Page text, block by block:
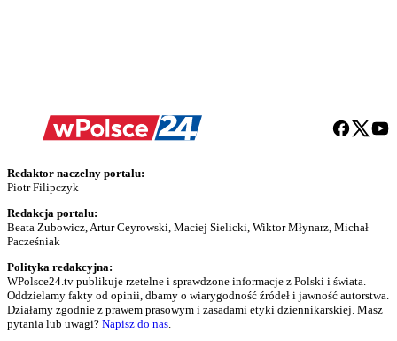
Redaktor naczelny portalu:
Piotr Filipczyk
Redakcja portalu:
Beata Zubowicz, Artur Ceyrowski, Maciej Sielicki, Wiktor Młynarz, Michał
Pacześniak
Polityka redakcyjna:
WPolsce24.tv publikuje rzetelne i sprawdzone informacje z Polski i świata.
Oddzielamy fakty od opinii, dbamy o wiarygodność źródeł i jawność autorstwa.
Działamy zgodnie z prawem prasowym i zasadami etyki dziennikarskiej. Masz
pytania lub uwagi? Napisz do nas